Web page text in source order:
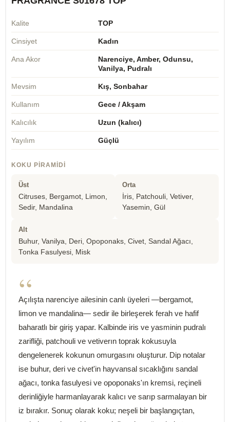
Kalite TOP
Cinsiyet Kadın
Ana Akor
Narenciye, Amber, Odunsu,
Vanilya, Pudralı
Mevsim Kış, Sonbahar
Kullanım Gece / Akşam
Kalıcılık Uzun (kalıcı)
Yayılım Güçlü
KOKU PIRAMIDI
Üst
Citruses, Bergamot, Limon,
Sedir, Mandalina
Orta
İris, Patchouli, Vetiver,
Yasemin, Gül
Alt
Buhur, Vanilya, Deri, Opoponaks, Civet, Sandal Ağacı,
Tonka Fasulyesi, Misk
“
Açılışta narenciye ailesinin canlı üyeleri —bergamot,
limon ve mandalina— sedir ile birleşerek ferah ve hafif
baharatlı bir giriş yapar. Kalbinde iris ve yasminin pudralı
zarifliği, patchouli ve vetiverın toprak kokusuyla
dengelenerek kokunun omurgasını oluşturur. Dip notalar
ise buhur, deri ve civet'in hayvansal sıcaklığını sandal
ağacı, tonka fasulyesi ve opoponaks'ın kremsi, reçineli
derinliğiyle harmanlayarak kalıcı ve sarıp sarmalayan bir
iz bırakır. Sonuç olarak koku; neşeli bir başlangıçtan,